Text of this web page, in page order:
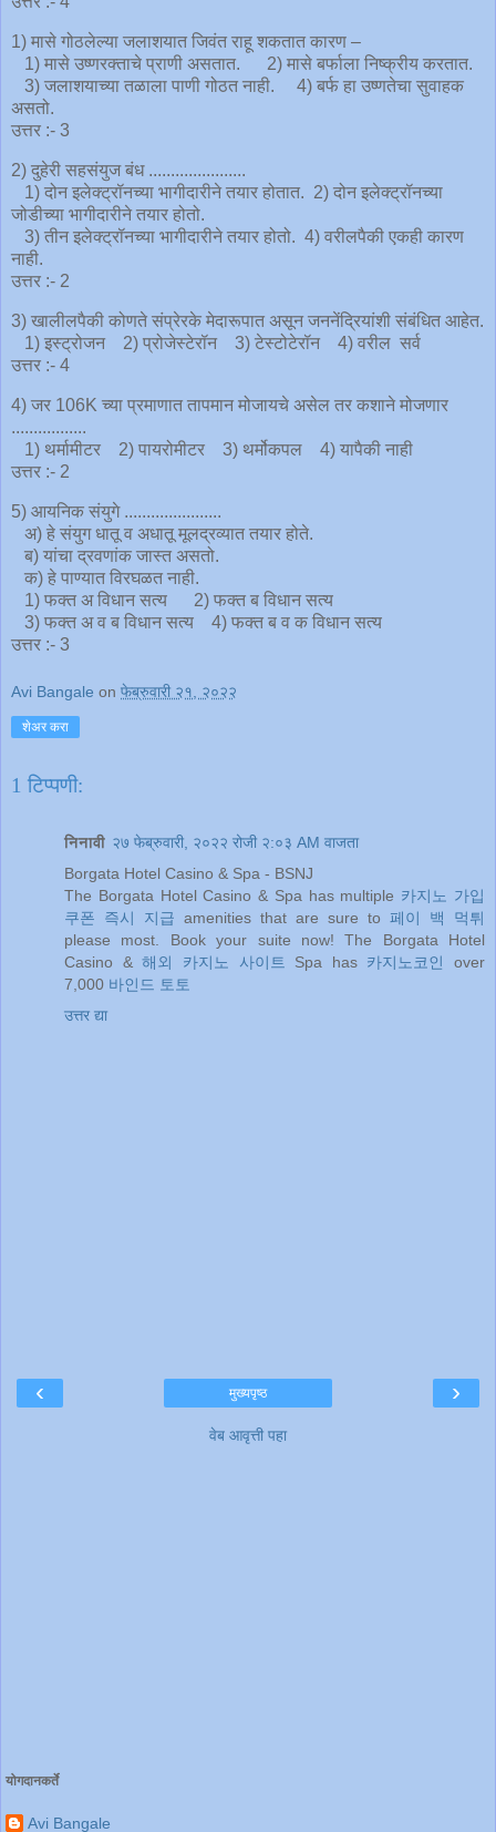
1) मासे गोठलेल्या जलाशयात जिवंत राहू शकतात कारण –
1) मासे उष्णरक्ताचे प्राणी असतात. 2) मासे बर्फाला निष्क्रीय करतात.
3) जलाशयाच्या तळाला पाणी गोठत नाही. 4) बर्फ हा उष्णतेचा सुवाहक
असतो.
उत्तर :- 3
2) दुहेरी सहसंयुज बंध ......................
1) दोन इलेक्ट्रॉनच्या भागीदारीने तयार होतात. 2) दोन इलेक्ट्रॉनच्या
जोडीच्या भागीदारीने तयार होतो.
3) तीन इलेक्ट्रॉनच्या भागीदारीने तयार होतो. 4) वरीलपैकी एकही कारण
नाही.
उत्तर :- 2
3) खालीलपैकी कोणते संप्रेरके मेदारूपात असून जननेंद्रियांशी संबंधित आहेत.
1) इस्ट्रोजन 2) प्रोजेस्टेरॉन 3) टेस्टोटेरॉन 4) वरील सर्व
उत्तर :- 4
4) जर 106K च्या प्रमाणात तापमान मोजायचे असेल तर कशाने मोजणार
.................
1) थर्मामीटर 2) पायरोमीटर 3) थर्मोकपल 4) यापैकी नाही
उत्तर :- 2
5) आयनिक संयुगे ......................
अ) हे संयुग धातू व अधातू मूलद्रव्यात तयार होते.
ब) यांचा द्रवणांक जास्त असतो.
क) हे पाण्यात विरघळत नाही.
1) फक्त अ विधान सत्य 2) फक्त ब विधान सत्य
3) फक्त अ व ब विधान सत्य 4) फक्त ब व क विधान सत्य
उत्तर :- 3
Avi Bangale on फेब्रुवारी २१, २०२२
शेअर करा
1 टिप्पणी:
निनावी २७ फेब्रुवारी, २०२२ रोजी २:०३ AM वाजता
Borgata Hotel Casino & Spa - BSNJ
The Borgata Hotel Casino & Spa has multiple 카지노 가입
쿠폰 즉시 지급 amenities that are sure to 페이 백 먹튀
please most. Book your suite now! The Borgata Hotel
Casino &해외 카지노 사이트 Spa has 카지노코인
over
7,000 바인드 토토
उत्तर द्या
‹ ›
मुख्यपृष्ठ
वेब आवृत्ती पहा
योगदानकर्ते
Avi Bangale